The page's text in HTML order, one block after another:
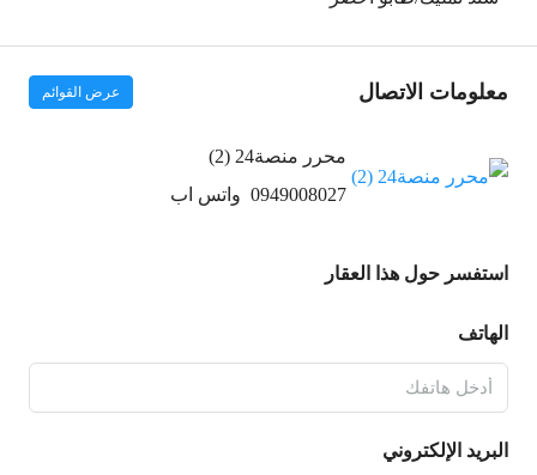
معلومات الاتصال عرض القوائم
محرر منصة24 (2)
0949008027 واتس اب
استفسر حول هذا العقار
الهاتف
البريد الإلكتروني